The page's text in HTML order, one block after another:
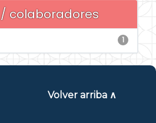
colaboradores
1
Volver arriba ∧